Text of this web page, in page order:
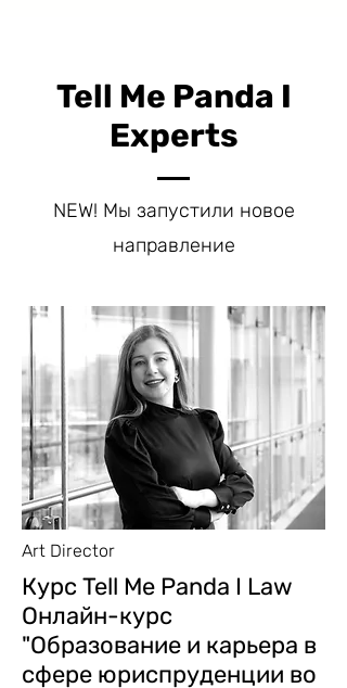
Tell Me Panda I
Experts
NEW! Мы запустили новое
направление
Art Director
Курс Tell Me Panda I Law
Онлайн-курс
"Образование и карьера в
сфере юриспруденции во